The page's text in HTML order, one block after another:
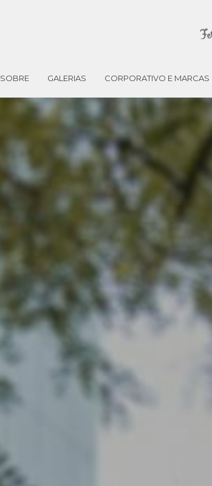
SOBRE GALERIAS CORPORATIVO E MARCAS